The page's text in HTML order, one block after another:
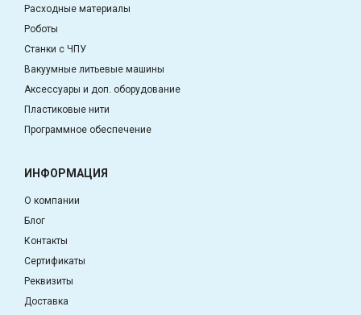
Расходные материалы
Роботы
Станки с ЧПУ
Вакуумные литьевые машины
Аксессуары и доп. оборудование
Пластиковые нити
Программное обеспечение
ИНФОРМАЦИЯ
О компании
Блог
Контакты
Сертификаты
Реквизиты
Доставка